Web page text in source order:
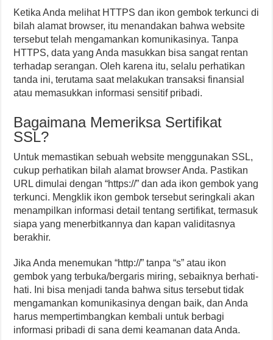
Ketika Anda melihat HTTPS dan ikon gembok terkunci di
bilah alamat browser, itu menandakan bahwa website
tersebut telah mengamankan komunikasinya. Tanpa
HTTPS, data yang Anda masukkan bisa sangat rentan
terhadap serangan. Oleh karena itu, selalu perhatikan
tanda ini, terutama saat melakukan transaksi finansial
atau memasukkan informasi sensitif pribadi.
Bagaimana Memeriksa Sertifikat
SSL?
Untuk memastikan sebuah website menggunakan SSL,
cukup perhatikan bilah alamat browser Anda. Pastikan
URL dimulai dengan “https://” dan ada ikon gembok yang
terkunci. Mengklik ikon gembok tersebut seringkali akan
menampilkan informasi detail tentang sertifikat, termasuk
siapa yang menerbitkannya dan kapan validitasnya
berakhir.
Jika Anda menemukan “http://” tanpa “s” atau ikon
gembok yang terbuka/bergaris miring, sebaiknya berhati-
hati. Ini bisa menjadi tanda bahwa situs tersebut tidak
mengamankan komunikasinya dengan baik, dan Anda
harus mempertimbangkan kembali untuk berbagi
informasi pribadi di sana demi keamanan data Anda.